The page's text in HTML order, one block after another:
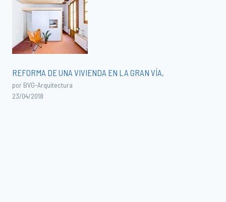
REFORMA DE UNA VIVIENDA EN LA GRAN VÍA,
por BVG-Arquitectura
23/04/2018